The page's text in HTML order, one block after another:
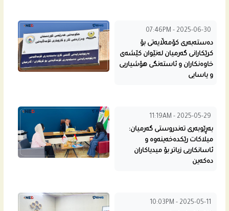
07:46PM - 2025-06-30
دەستەبەری کۆمەڵایه‌تی بۆ
كرێكارانى گه‌رمیان لەنێوان كێشه‌ى
خاوەنکاران و ئاستەنگی هۆشیاریی
و یاسایی
11:19AM - 2025-05-29
بەڕێوبەری تەندروستی گەرمیان:
میلاکات رێکدەخەینەوە و
ئاسانکاریی زیاتر بۆ میدیاکاران
دەکەین
10:03PM - 2025-05-11